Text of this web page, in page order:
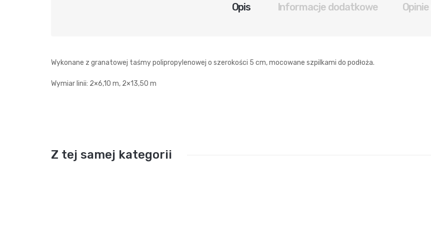
Opis Informacje dodatkowe
Wykonane z granatowej taśmy polipropylenowej o szerokości 5 cm, mocowane szpilkami do podłoża.
Wymiar linii: 2×6,10 m, 2×13,50 m
Z tej samej kategorii